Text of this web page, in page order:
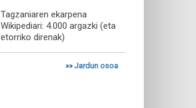
Tagzaniaren ekarpena
Wikipediari: 4.000 argazki (eta
etorriko direnak)
»»Jardun osoa